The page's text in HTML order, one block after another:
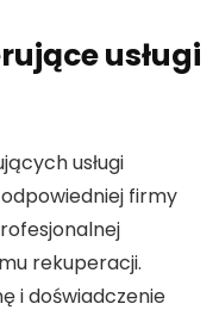
usługi
usługi
firmy
rekuperacji.
i doświadczenie